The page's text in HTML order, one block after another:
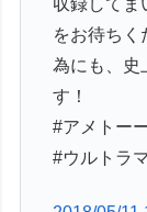
をお待ちく
為にも、史
す！
#アメトー
#ウルトラ